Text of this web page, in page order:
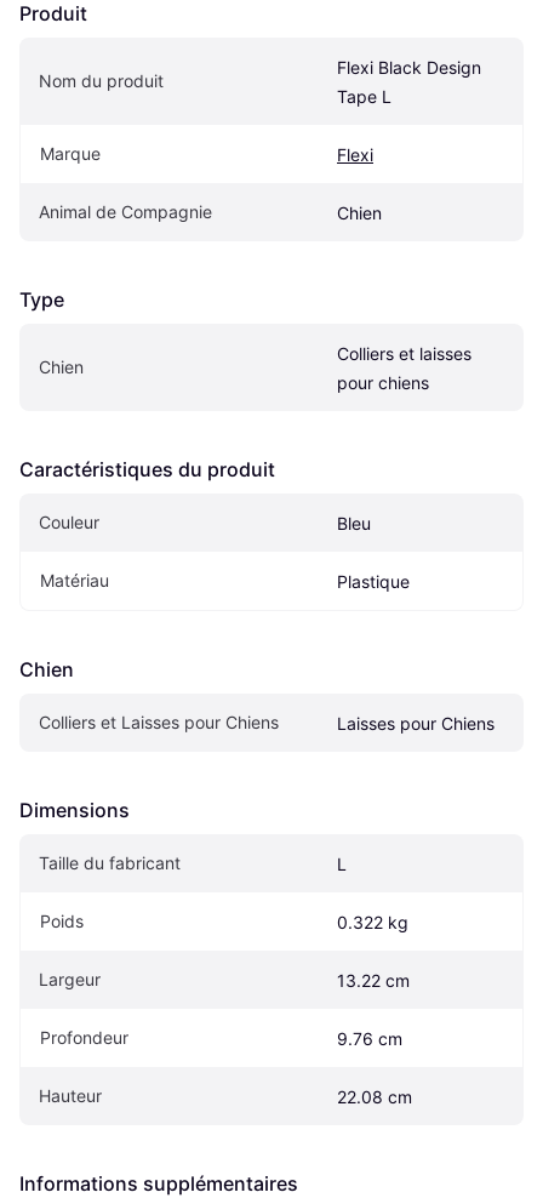
Produit
Nom du produit
Flexi Black Design
Tape L
Marque Flexi
Animal de Compagnie Chien
Type
Chien
Colliers et laisses
pour chiens
Caractéristiques du produit
Couleur Bleu
Matériau Plastique
Chien
Colliers et Laisses pour Chiens Laisses pour Chiens
Dimensions
Taille du fabricant L
Poids 0.322 kg
Largeur 13.22 cm
Profondeur 9.76 cm
Hauteur 22.08 cm
Informations supplémentaires